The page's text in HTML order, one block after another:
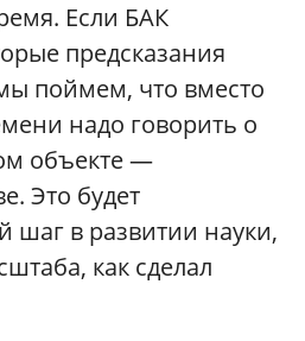
Если БАК
предсказания
поймем, что вместо
надо говорить о
объекте —
Это будет
шаг в развитии науки,
как сделал